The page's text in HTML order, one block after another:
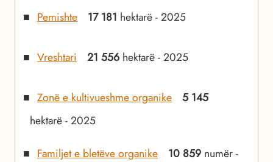
Pemishte 17 181 hektarë - 2025
Vreshtari 21 556 hektarë - 2025
Zonë e kultivueshme organike
5 145
hektarë - 2025
Familjet e bletëve organike 10 859 numër -